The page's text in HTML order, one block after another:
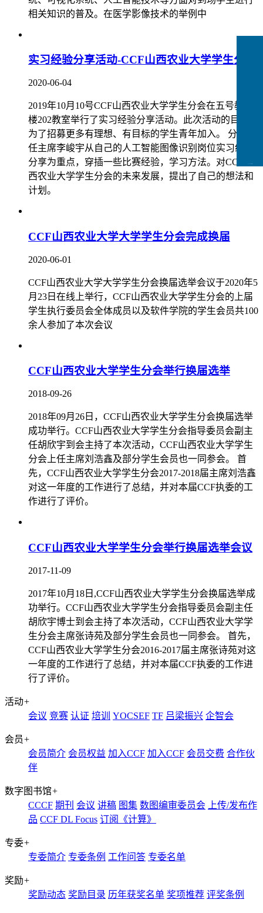
相关知识的普及。在医学影像技术的举例中
实习经验分享活动-CCF山西农业大学学生分会
2020-06-04
2019年10月10号CCF山西农业大学学生分会在五号教学
楼202教室举行了实习经验分享活动。此次活动的目的是
为了招募更多有理想、有目标的学生青年加入。 分会候
任主席李峻宇从自己的人工智能图像识别岗位实习经验
分享为重点，穿插一些比赛经验，学习方法。对CCF山
西农业大学学生分会的未来发展，提出了自己的想法和
计划。
CCF山西农业大学大学学生分会完成换届
2020-06-01
CCF山西农业大学大学学生分会换届选举会议于2020年5
月23日在线上举行，CCF山西农业大学学生分会的上届
学生执行委员会全体成员以及软件学院的学生会员共100
余人参加了本次会议
CCF山西农业大学学生分会举行换届选举
2018-09-26
2018年09月26日，CCF山西农业大学学生分会换届选举
成功举行。CCF山西农业大学学生分会指导委员会副主
任胡欣宇到会主持了本次活动，CCF山西农业大学学生
分会上任主席刘浩鑫及部分学生会员也一同参会。 首
先，CCF山西农业大学学生分会2017-2018届主席刘浩鑫
对这一年度的工作进行了总结，并对本届CCF执委的工
作进行了评价。
CCF山西农业大学学生分会举行换届选举会议
2017-11-09
2017年10月18日,CCF山西农业大学学生分会换届选举成
功举行。CCF山西农业大学学生分会指导委员会副主任
胡欣宇博士到会主持了本次活动，CCF山西农业大学学
生分会主席张诗苑及部分学生会员也一同参会。 首先，
CCF山西农业大学学生分会2016-2017届主席张诗苑对这
一年度的工作进行了总结，并对本届CCF执委的工作进
行了评价。
活动+
会议 竞赛 认证 培训 YOCSEF TF 吕梁振兴 企智会
会员+
会员简介 会员权益 加入CCF 加入CCF 会员交费 合作伙
伴
数字图书馆+
CCCF 期刊 会议 讲稿 图集 数图编审委员会
上传/发布作
品 CCF DL Focus 订阅《计算》
专委+
专委简介 专委条例 工作问答 专委名单
奖励+
奖励动态 奖励目录 历年获奖名单 奖项推荐 评奖条例